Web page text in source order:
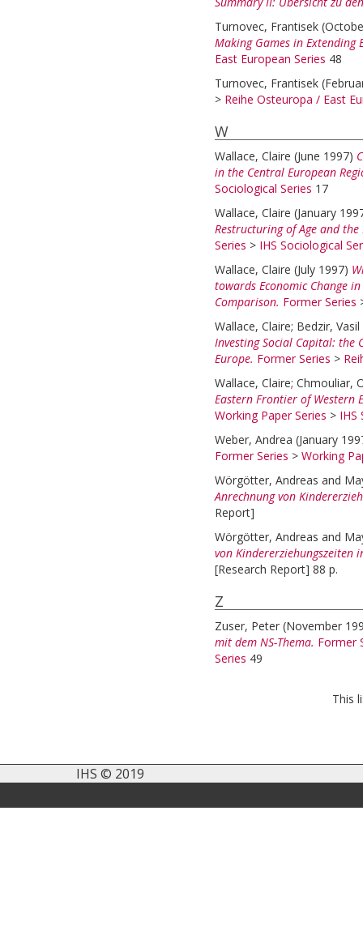
Turnovec, Frantisek
Making Games in Extending
East European Series 48
Turnovec, Frantisek
> Reihe Osteuropa / East
W
Wallace, Claire (June 1997)
in the Central European
Sociological Series 17
Wallace, Claire (January
Restructuring of Age and
Series > IHS Sociological
Wallace, Claire (July 1997)
towards Economic Change
Comparison. Former Series
Wallace, Claire; Bedzir, Vasil
Investing Social Capital: the
Europe. Former Series >
Wallace, Claire; Chmouliar,
Eastern Frontier of Western
Working Paper Series > IHS
Weber, Andrea (January
Former Series > Working
Wörgötter, Andreas and
Anrechnung von
Report]
Wörgötter, Andreas and
von Kindererziehungszeiten
[Research Report] 88 p.
Z
Zuser, Peter (November
mit dem NS-Thema. Former
Series 49
This
IHS © 2019